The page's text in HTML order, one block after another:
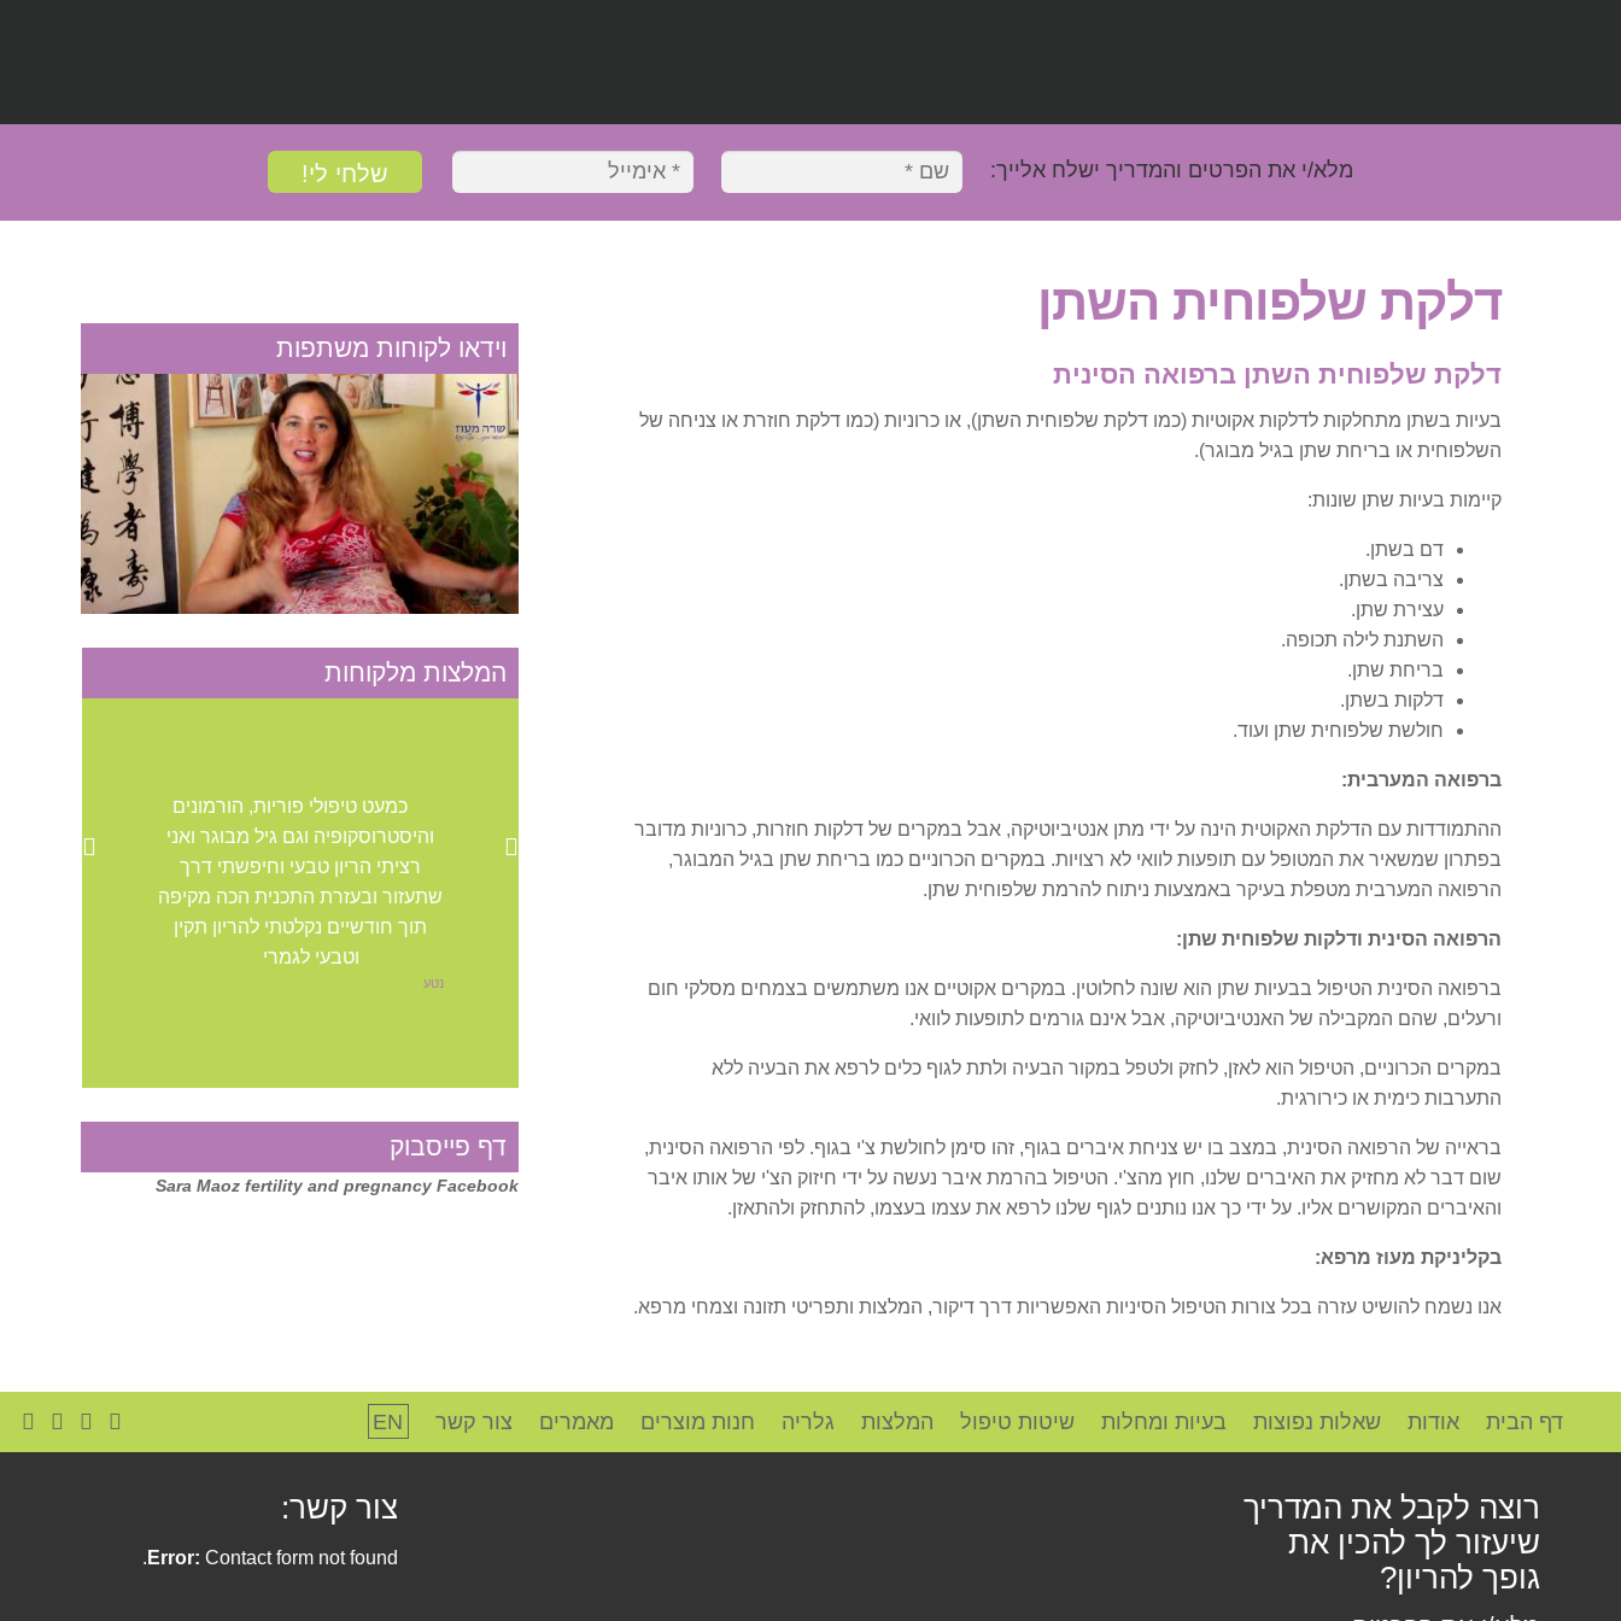
מלא/י את הפרטים והמדריך ישלח אלייך:
דלקת שלפוחית השתן
דלקת שלפוחית השתן ברפואה הסינית
בעיות בשתן מתחלקות לדלקות אקוטיות (כמו דלקת שלפוחית השתן), או כרוניות (כמו דלקת חוזרת או צניחה של
השלפוחית או בריחת שתן בגיל מבוגר).
קיימות בעיות שתן שונות:
דם בשתן.
צריבה בשתן.
עצירת שתן.
השתנת לילה תכופה.
בריחת שתן.
דלקות בשתן.
חולשת שלפוחית שתן ועוד.
ברפואה המערבית:
ההתמודדות עם הדלקת האקוטית הינה על ידי מתן אנטיביוטיקה, אבל במקרים של דלקות חוזרות, כרוניות מדובר
בפתרון שמשאיר את המטופל עם תופעות לוואי לא רצויות. במקרים הכרוניים כמו בריחת שתן בגיל המבוגר,
הרפואה המערבית מטפלת בעיקר באמצעות ניתוח להרמת שלפוחית שתן.
הרפואה הסינית ודלקות שלפוחית שתן:
ברפואה הסינית הטיפול בבעיות שתן הוא שונה לחלוטין. במקרים אקוטיים אנו משתמשים בצמחים מסלקי חום
ורעלים, שהם המקבילה של האנטיביוטיקה, אבל אינם גורמים לתופעות לוואי.
במקרים הכרוניים, הטיפול הוא לאזן, לחזק ולטפל במקור הבעיה ולתת לגוף כלים לרפא את הבעיה ללא
התערבות כימית או כירורגית.
בראייה של הרפואה הסינית, במצב בו יש צניחת איברים בגוף, זהו סימן לחולשת צ'י בגוף. לפי הרפואה הסינית,
שום דבר לא מחזיק את האיברים שלנו, חוץ מהצ'י. הטיפול בהרמת איבר נעשה על ידי חיזוק הצ'י של אותו איבר
והאיברים המקושרים אליו. על ידי כך אנו נותנים לגוף שלנו לרפא את עצמו בעצמו, להתחזק ולהתאזן.
בקליניקת מעוז מרפא:
אנו נשמח להושיט עזרה בכל צורות הטיפול הסיניות האפשריות דרך דיקור, המלצות ותפריטי תזונה וצמחי מרפא.
וידאו לקוחות משתפות
המלצות מלקוחות
כמעט טיפולי פוריות, הורמונים
והיסטרוסקופיה וגם גיל מבוגר ואני
רציתי הריון טבעי וחיפשתי דרך
שתעזור ובעזרת התכנית הכה מקיפה
תוך חודשיים נקלטתי להריון תקין
וטבעי לגמרי
נטע
דף פייסבוק
Sara Maoz fertility and pregnancy Facebook
דף הבית אודות שאלות נפוצות בעיות ומחלות שיטות טיפול המלצות גלריה חנות מוצרים מאמרים צור קשר EN
רוצה לקבל את המדריך
שיעזור לך להכין את
גופך להריון?
צור קשר:
Error: Contact form not found.